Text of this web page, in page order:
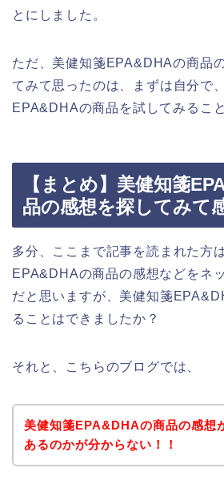
とにしました。
ただ、美健知箋EPA&DHAの商品
てみて思ったのは、まずは自分で
EPA&DHAの商品を試してみるこ
【まとめ】美健知箋
品の感想を探してみて
多分、ここまで記事を読まれた方
EPA&DHAの商品の感想などをネ
だと思いますが、美健知箋
ることはできましたか？
それと、こちらのブログでは、
美健知箋EPA&DHAの商品の感想
あるのかが分からない！！